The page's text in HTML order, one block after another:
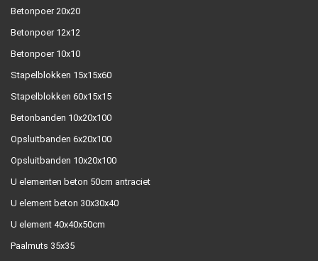
Betonpoer 20x20
Betonpoer 12x12
Betonpoer 10x10
Stapelblokken 15x15x60
Stapelblokken 60x15x15
Betonbanden 10x20x100
Opsluitbanden 6x20x100
Opsluitbanden 10x20x100
U elementen beton 50cm antraciet
U element beton 30x30x40
U element 40x40x50cm
Paalmuts 35x35